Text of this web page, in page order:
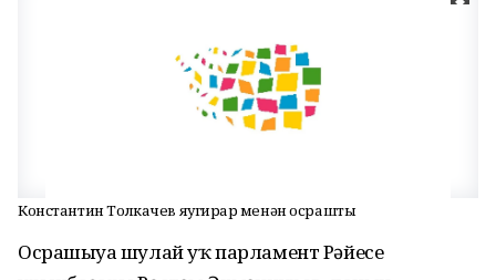
Константин Толкачев яугирҙар менән осрашты
Осрашыуҙа шулай уҡ парламент Рәйесе